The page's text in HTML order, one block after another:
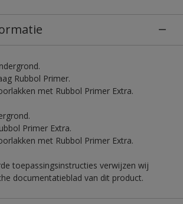
Rubbol Primer.
met Rubbol Primer Extra.
Primer Extra.
met Rubbol Primer Extra.
toepassingsinstructies verwijzen wij
documentatieblad van dit product.